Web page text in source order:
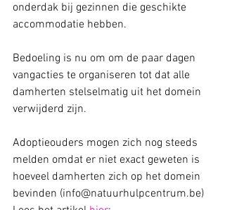
onderdak bij gezinnen die geschikte
accommodatie hebben.
Bedoeling is nu om om de paar dagen
vangacties te organiseren tot dat alle
damherten stelselmatig uit het domein
verwijderd zijn.
Adoptieouders mogen zich nog steeds
melden omdat er niet exact geweten is
hoeveel damherten zich op het domein
bevinden (info@natuurhulpcentrum.be)